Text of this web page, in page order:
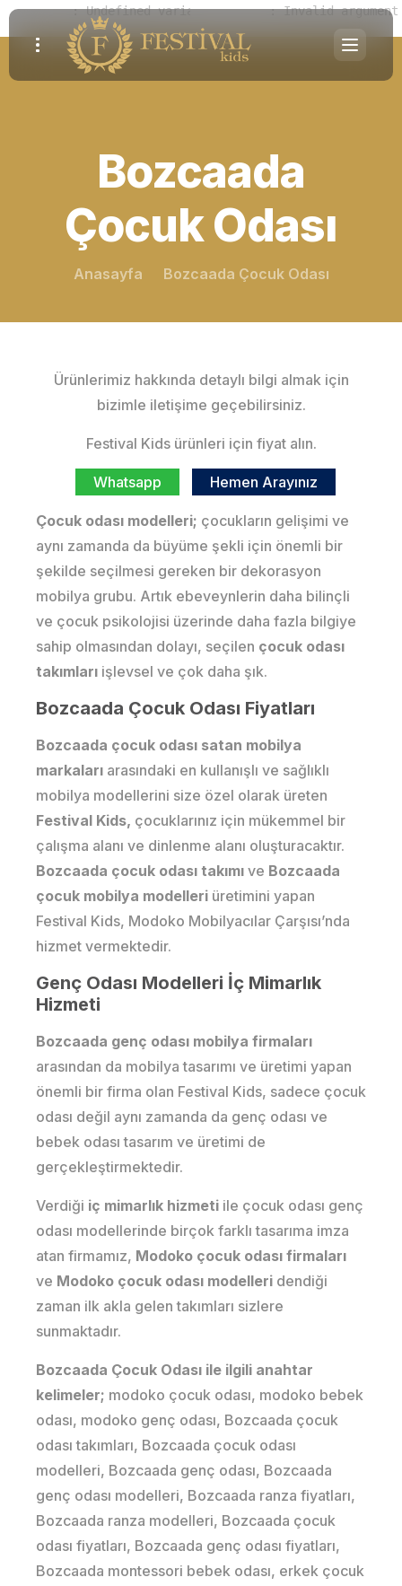
Notice (8): Undefined variable: parallaxes [APP/View/
Warning (2): Invalid
Bozcaada
Çocuk Odası
Anasayfa Bozcaada Çocuk Odası
Ürünlerimiz hakkında detaylı bilgi almak için
bizimle iletişime geçebilirsiniz.
Festival Kids ürünleri için fiyat alın.
Whatsapp Hemen Arayınız
Çocuk odası modelleri; çocukların gelişimi ve
aynı zamanda da büyüme şekli için önemli bir
şekilde seçilmesi gereken bir dekorasyon
mobilya grubu. Artık ebeveynlerin daha bilinçli
ve çocuk psikolojisi üzerinde daha fazla bilgiye
sahip olmasından dolayı, seçilen çocuk odası
takımları işlevsel ve çok daha şık.
Bozcaada Çocuk Odası Fiyatları
Bozcaada çocuk odası satan mobilya
markaları arasındaki en kullanışlı ve sağlıklı
mobilya modellerini size özel olarak üreten
Festival Kids, çocuklarınız için mükemmel bir
çalışma alanı ve dinlenme alanı oluşturacaktır.
Bozcaada çocuk odası takımı ve Bozcaada
çocuk mobilya modelleri üretimini yapan
Festival Kids, Modoko Mobilyacılar Çarşısı’nda
hizmet vermektedir.
Genç Odası Modelleri İç Mimarlık
Hizmeti
Bozcaada genç odası mobilya firmaları
arasından da mobilya tasarımı ve üretimi yapan
önemli bir firma olan Festival Kids, sadece çocuk
odası değil aynı zamanda da genç odası ve
bebek odası tasarım ve üretimi de
gerçekleştirmektedir.
Verdiği iç mimarlık hizmeti ile çocuk odası genç
odası modellerinde birçok farklı tasarıma imza
atan firmamız, Modoko çocuk odası firmaları
ve Modoko çocuk odası modelleri dendiği
zaman ilk akla gelen takımları sizlere
sunmaktadır.
Bozcaada Çocuk Odası ile ilgili anahtar
kelimeler; modoko çocuk odası, modoko bebek
odası, modoko genç odası, Bozcaada çocuk
odası takımları, Bozcaada çocuk odası
modelleri, Bozcaada genç odası, Bozcaada
genç odası modelleri, Bozcaada ranza fiyatları,
Bozcaada ranza modelleri, Bozcaada çocuk
odası fiyatları, Bozcaada genç odası fiyatları,
Bozcaada montessori bebek odası, erkek çocuk